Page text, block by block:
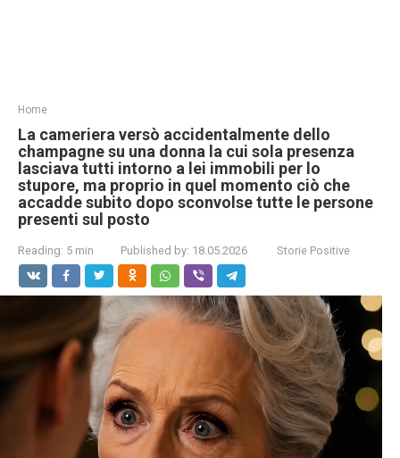
Home
La cameriera versò accidentalmente dello
champagne su una donna la cui sola presenza
lasciava tutti intorno a lei immobili per lo
stupore, ma proprio in quel momento ciò che
accadde subito dopo sconvolse tutte le persone
presenti sul posto
Reading: 5 min Published by: 18.05.2026 Storie Positive